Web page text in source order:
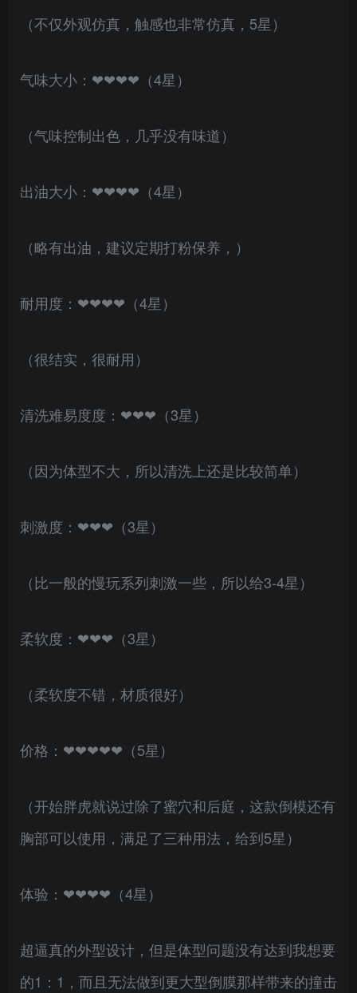
（不仅外观仿真，触感也非常仿真，5星）
气味大小：❤❤❤❤（4星）
（气味控制出色，几乎没有味道）
出油大小：❤❤❤❤（4星）
（略有出油，建议定期打粉保养，）
耐用度：❤❤❤❤（4星）
（很结实，很耐用）
清洗难易度度：❤❤❤（3星）
（因为体型不大，所以清洗上还是比较简单）
刺激度：❤❤❤（3星）
（比一般的慢玩系列刺激一些，所以给3-4星）
柔软度：❤❤❤（3星）
（柔软度不错，材质很好）
价格：❤❤❤❤❤（5星）
（开始胖虎就说过除了蜜穴和后庭，这款倒模还有
胸部可以使用，满足了三种用法，给到5星）
体验：❤❤❤❤（4星）
超逼真的外型设计，但是体型问题没有达到我想要
的1：1，而且无法做到更大型倒膜那样带来的撞击